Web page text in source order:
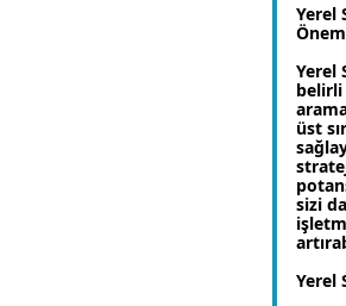
Yerel
Yerel
üst
sizi
Yerel